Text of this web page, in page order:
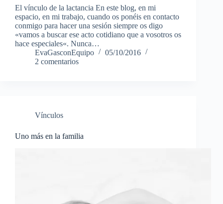
El vínculo de la lactancia En este blog, en mi
espacio, en mi trabajo, cuando os ponéis en contacto
conmigo para hacer una sesión siempre os digo
«vamos a buscar ese acto cotidiano que a vosotros os
hace especiales«. Nunca…
EvaGasconEquipo
05/10/2016
2 comentarios
Vínculos
Uno más en la familia